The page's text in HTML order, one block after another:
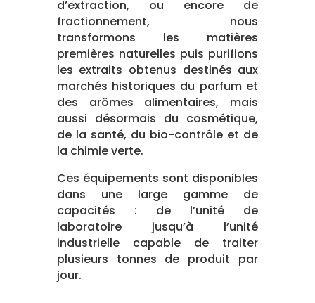
d’extraction, ou encore de
fractionnement, nous
transformons les matières
premières naturelles puis purifions
les extraits obtenus destinés aux
marchés historiques du parfum et
des arômes alimentaires, mais
aussi désormais du cosmétique,
de la santé, du bio-contrôle et de
la chimie verte.
Ces équipements sont disponibles
dans une large gamme de
capacités : de l’unité de
laboratoire jusqu’à l’unité
industrielle capable de traiter
plusieurs tonnes de produit par
jour.